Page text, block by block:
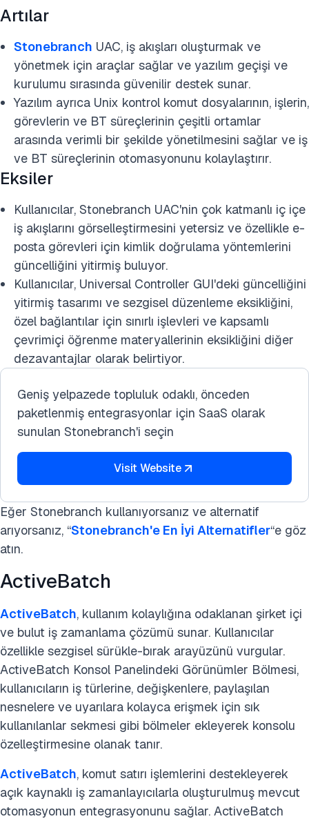
Artılar
Stonebranch UAC, iş akışları oluşturmak ve
yönetmek için araçlar sağlar ve yazılım geçişi ve
kurulumu sırasında güvenilir destek sunar.
Yazılım ayrıca Unix kontrol komut dosyalarının, işlerin,
görevlerin ve BT süreçlerinin çeşitli ortamlar
arasında verimli bir şekilde yönetilmesini sağlar ve iş
ve BT süreçlerinin otomasyonunu kolaylaştırır.
Eksiler
Kullanıcılar, Stonebranch UAC'nin çok katmanlı iç içe
iş akışlarını görselleştirmesini yetersiz ve özellikle e-
posta görevleri için kimlik doğrulama yöntemlerini
güncelliğini yitirmiş buluyor.
Kullanıcılar, Universal Controller GUI'deki güncelliğini
yitirmiş tasarımı ve sezgisel düzenleme eksikliğini,
özel bağlantılar için sınırlı işlevleri ve kapsamlı
çevrimiçi öğrenme materyallerinin eksikliğini diğer
dezavantajlar olarak belirtiyor.
Geniş yelpazede topluluk odaklı, önceden
paketlenmiş entegrasyonlar için SaaS olarak
sunulan Stonebranch'i seçin
Visit Website
Eğer Stonebranch kullanıyorsanız ve alternatif
arıyorsanız, “Stonebranch'e En İyi Alternatifler“e göz
atın.
ActiveBatch
ActiveBatch, kullanım kolaylığına odaklanan şirket içi
ve bulut iş zamanlama çözümü sunar. Kullanıcılar
özellikle sezgisel sürükle-bırak arayüzünü vurgular.
ActiveBatch Konsol Panelindeki Görünümler Bölmesi,
kullanıcıların iş türlerine, değişkenlere, paylaşılan
nesnelere ve uyarılara kolayca erişmek için sık
kullanılanlar sekmesi gibi bölmeler ekleyerek konsolu
özelleştirmesine olanak tanır.
ActiveBatch, komut satırı işlemlerini destekleyerek
açık kaynaklı iş zamanlayıcılarla oluşturulmuş mevcut
otomasyonun entegrasyonunu sağlar. ActiveBatch